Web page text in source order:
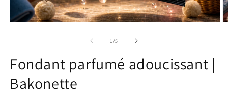
une
fenêtre
modale
1 /de
5
Fondant parfumé adoucissant |
Bakonette